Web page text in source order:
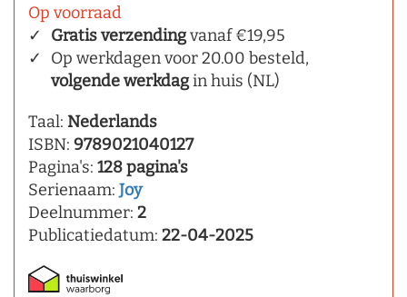
Op voorraad
Gratis verzendingvanaf €19,95
Op werkdagen voor 20.00 besteld,
volgende werkdagin huis (NL)
Taal: Nederlands
ISBN: 9789021040127
Pagina's: 128 pagina's
Serienaam: Joy
Deelnummer: 2
Publicatiedatum: 22-04-2025